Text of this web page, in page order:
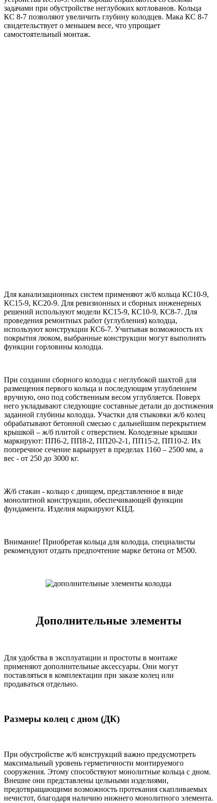
задачами при обустройстве неглубоких котлованов. Кольца
КС 8-7 позволяют увеличить глубину колодцев. Мака КС 8-7
свидетельствует о меньшем весе, что упрощает
самостоятельный монтаж.
Для канализационных систем применяют ж/б кольца КС10-9,
КС15-9, КС20-9. Для ревизионных и сборных инженерных
решений используют модели КС15-9, КС10-9, КС8-7. Для
проведения ремонтных работ (углубления) колодца,
используют конструкции КС6-7. Учитывая возможность их
покрытия люком, выбранные конструкции могут выполнять
функции горловины колодца.
При создании сборного колодца с неглубокой шахтой для
размещения первого кольца и последующим углублением
вручную, оно под собственным весом углубляется. Поверх
него укладывают следующие составные детали до достижения
заданной глубины колодца. Участки для стыковки ж/б колец
обрабатывают бетонной смесью с дальнейшим перекрытием
крышкой – ж/б плитой с отверстием. Колодезные крышки
маркируют: ПП6-2, ПП8-2, ПП20-2-1, ПП15-2, ПП10-2. Их
поперечное сечение варьирует в пределах 1160 – 2500 мм, а
вес - от 250 до 3000 кг.
Ж/б стакан - кольцо с днищем, представленное в виде
монолитной конструкции, обеспечивающей функции
фундамента. Изделия маркируют КЦД.
Внимание! Приобретая кольца для колодца, специалисты
рекомендуют отдать предпочтение марке бетона от М500.
Дополнительные элементы
Для удобства в эксплуатации и простоты в монтаже
применяют дополнительные аксессуары. Они могут
поставляться в комплектации при заказе колец или
продаваться отдельно.
Размеры колец с дном (ДК)
При обустройстве ж/б конструкций важно предусмотреть
максимальный уровень герметичности монтируемого
сооружения. Этому способствуют монолитные кольца с дном.
Внешне они представлены цельными изделиями,
предотвращающими возможность протекания скапливаемых
нечистот, благодаря наличию нижнего монолитного элемента.